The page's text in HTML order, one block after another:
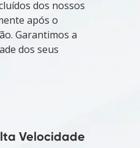
dos nossos
após o
Garantimos a
dos seus
Velocidade